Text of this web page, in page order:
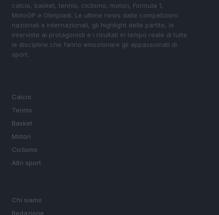
calcio, basket, tennis, ciclismo, motori, Formula 1,
MotoGP e Olimpiadi. Le ultime news dalle competizioni
nazionali e internazionali, gli highlight delle partite, le
interviste ai protagonisti e i risultati in tempo reale di tutte
le discipline che fanno emozionare gli appassionati di
sport.
Calcio
Tennis
Basket
Motori
Ciclismo
Altri sport
Chi siamo
Redazione